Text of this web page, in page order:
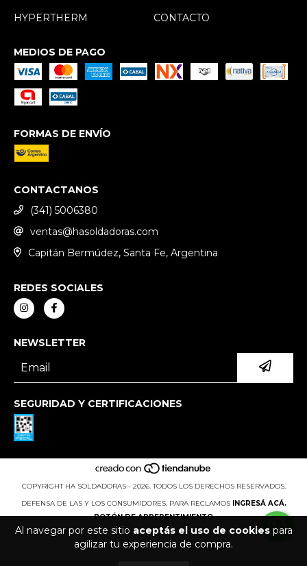
Al navegar por este sitio aceptás el uso de cookiespara
agilizar tu experiencia de compra.
HYPERTHERM CONTACTO
MEDIOS DE PAGO
FORMAS DE ENVÍO
CONTACTANOS
(341) 5006380
ventas@hasoldadoras.com
Capitán Bermúdez, Santa Fe, Argentina
REDES SOCIALES
NEWSLETTER
SEGURIDAD Y CERTIFICACIONES
COPYRIGHT HA SOLDADORAS - 2026. TODOS LOS DERECHOS RESERVADOS.
DEFENSA DE LAS Y LOS CONSUMIDORES. PARA RECLAMOS
INGRESÁ ACÁ.
BOTÓN DE ARREPENTIMIENTO